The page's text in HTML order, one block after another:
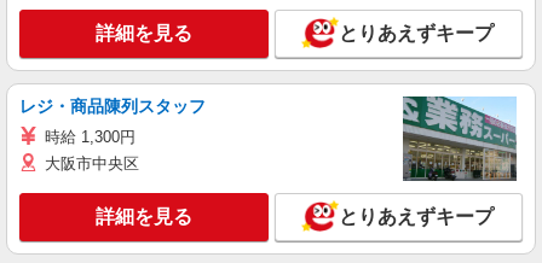
詳細を見る とりあえずキープ
レジ・商品陳列スタッフ
時給 1,300円
大阪市中央区
詳細を見る とりあえずキープ